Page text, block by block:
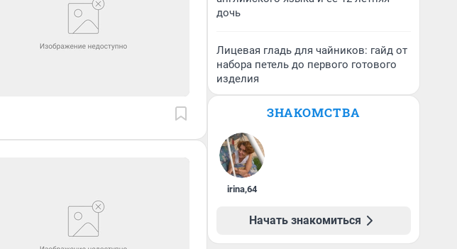
дочь
Лицевая гладь для чайников: гайд от
набора петель до первого готового
изделия
ЗНАКОМСТВА
irina,64
Начать знакомиться